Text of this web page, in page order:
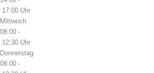
17:00 Uhr
Mittwoch
08:00 -
12:30 Uhr
Donnerstag
08:00 -